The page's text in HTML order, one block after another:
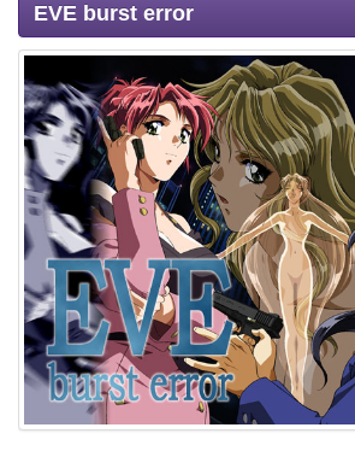
EVE burst error